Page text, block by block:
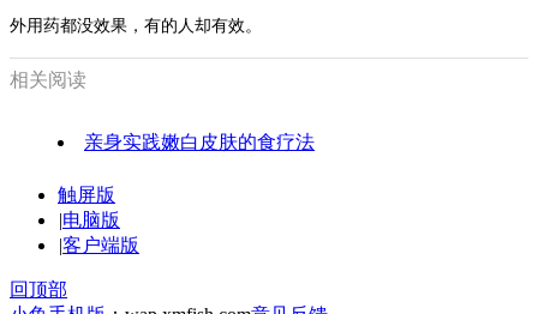
外用药都没效果，有的人却有效。
相关阅读
亲身实践嫩白皮肤的食疗法
触屏版
|电脑版
|客户端版
回顶部